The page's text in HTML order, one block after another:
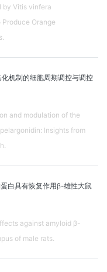
by Vitis vinfera
Orange
机制的细胞周期调控与调控
and modulation of the
Insights from
白具有恢复作用β-雄性大鼠
against amyloid β-
of male rats.